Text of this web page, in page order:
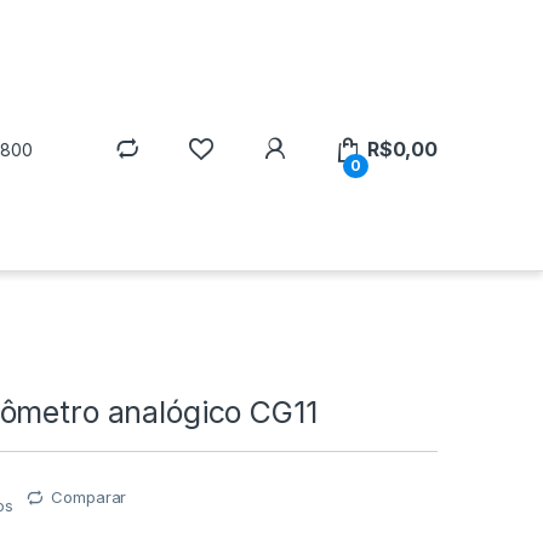
0
R$0,00
analógico CG11
Comparar